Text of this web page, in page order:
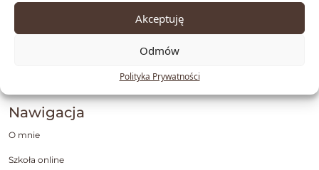
Akceptuję
Odmów
Polityka Prywatności
radom@centrumhiszpanskiego.pl
Nawigacja
O mnie
Szkoła online